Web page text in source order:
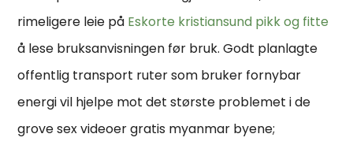
rimeligere leie på Eskorte kristiansund pikk og fitte
å lese bruksanvisningen før bruk. Godt planlagte
offentlig transport ruter som bruker fornybar
energi vil hjelpe mot det største problemet i de
grove sex videoer gratis myanmar byene;